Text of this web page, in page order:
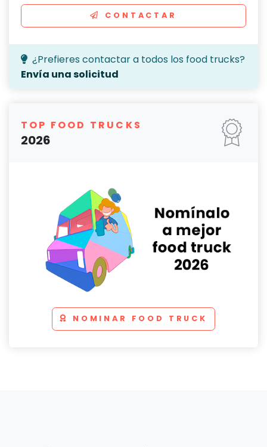
CONTACTAR
¿Prefieres contactar a todos los food trucks?
Envía una solicitud
TOP FOOD TRUCKS
2026
NOMINAR FOOD TRUCK